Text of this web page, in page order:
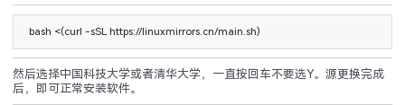
立即购买
bash <(curl -sSL https://linuxmirrors.cn/main.sh)
然后选择中国科技大学或者清华大学，一直按回车不要选Y。源更换完成
后，即可正常安装软件。